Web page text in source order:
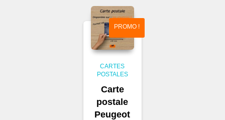
PROMO !
CARTES
POSTALES
Carte
postale
Peugeot